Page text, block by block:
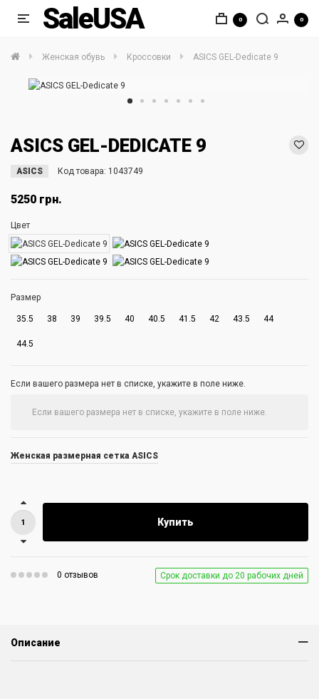
SaleUSA 0 0
Женская обувь Кроссовки ASICS GEL-Dedicate 9
ASICS GEL-DEDICATE 9
ASICS Код товара: 1043749
5250 грн.
Цвет
Размер
35.5 38 39 39.5 40 40.5 41.5 42 43.5 44
44.5
Если вашего размера нет в списке, укажите в поле ниже.
Женская размерная сетка ASICS
Купить
0 отзывов Срок доставки до 20 рабочих дней
Описание